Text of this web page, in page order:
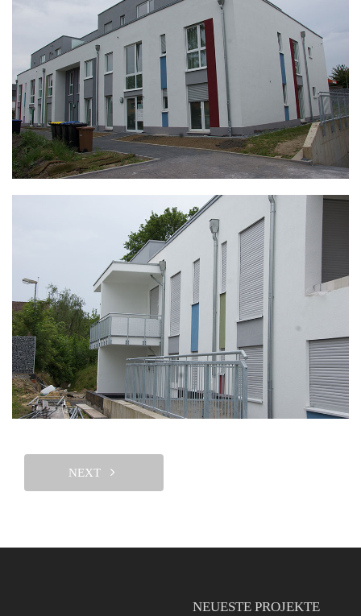
NEXT
NEUESTE PROJEKTE